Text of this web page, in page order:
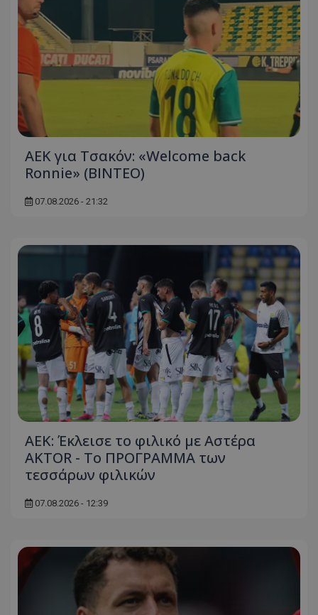
ΑΕΚ για Τσακόν: «Welcome back
Ronnie» (ΒΙΝΤΕΟ)
07.08.2026 - 21:32
ΑΕΚ: Έκλεισε το φιλικό με Αστέρα
AKTOR - Το ΠΡΟΓΡΑΜΜΑ των
τεσσάρων φιλικών
07.08.2026 - 12:39